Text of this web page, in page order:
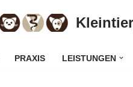
PRAXIS LEISTUNGEN